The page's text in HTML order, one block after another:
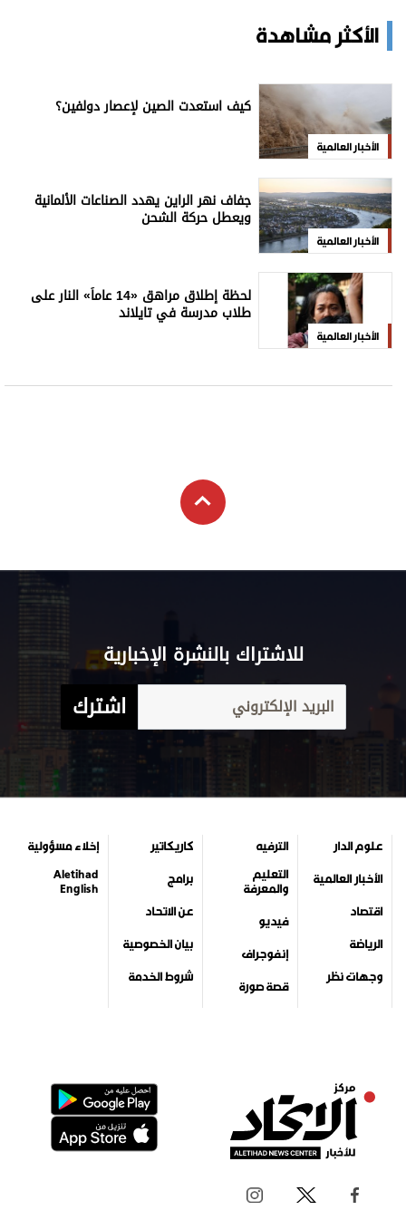
الأكثر مشاهدة
الأخبار العالمية
كيف استعدت الصين لإعصار دولفين؟
الأخبار العالمية
جفاف نهر الراين يهدد الصناعات الألمانية
ويعطل حركة الشحن
الأخبار العالمية
لحظة إطلاق مراهق «14 عاماً» النار على
طلاب مدرسة في تايلاند
للاشتراك بالنشرة الإخبارية
اشترك
علوم الدار
الأخبار العالمية
اقتصاد
الرياضة
وجهات نظر
الترفيه
التعليم
والمعرفة
فيديو
إنفوجراف
قصة صورة
كاريكاتير
برامج
عن الاتحاد
بيان الخصوصية
شروط الخدمة
إخلاء مسؤولية
Aletihad
English